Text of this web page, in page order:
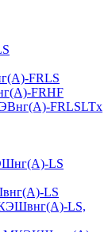
FRLS
FRHF
FRLSLTx
LS
LS
LS,